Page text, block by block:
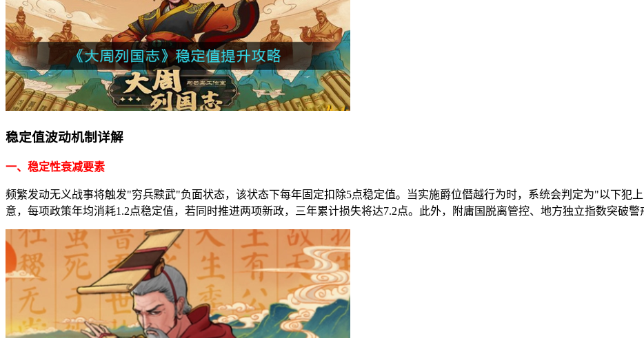
稳定值波动机制详解
一、稳定性衰减要素
频繁发动无义战事将触发"穷兵黩武"负面状态，该状态下每年固定扣除5点稳定值。当实施爵位僭越行为时，系统会判定为"以下犯
意，每项政策年均消耗1.2点稳定值，若同时推进两项新政，三年累计损失将达7.2点。此外，附庸国脱离管控、地方独立指数突破警